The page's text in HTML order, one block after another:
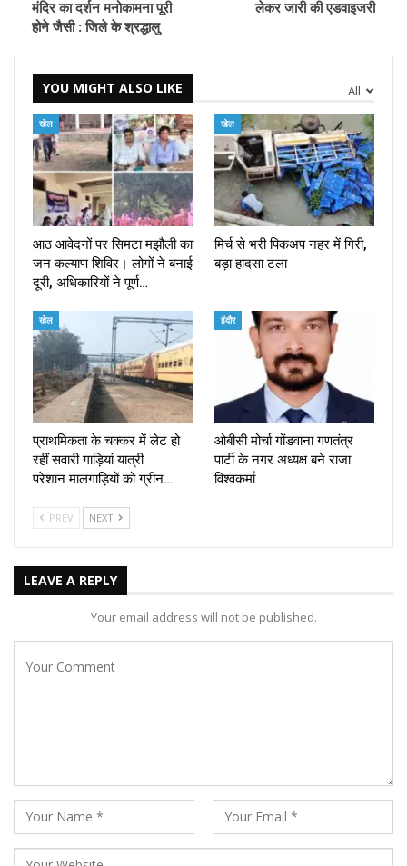
मंदिर का दर्शन मनोकामना पूरी
होने जैसी : जिले के श्रद्धालु
लेकर जारी की एडवाइजरी
All
YOU MIGHT ALSO LIKE
खेल
आठ आवेदनों पर सिमटा मझौली का
जन कल्याण शिविर। लोगों ने बनाई
दूरी, अधिकारियों ने पूर्ण…
खेल
मिर्च से भरी पिकअप नहर में गिरी,
बड़ा हादसा टला
खेल
प्राथमिकता के चक्कर में लेट हो
रहीं सवारी गाड़ियां यात्री
परेशान मालगाड़ियों को ग्रीन…
इंदौर
ओबीसी मोर्चा गोंडवाना गणतंत्र
पार्टी के नगर अध्यक्ष बने राजा
विश्वकर्मा
PREV NEXT
LEAVE A REPLY
Your email address will not be published.